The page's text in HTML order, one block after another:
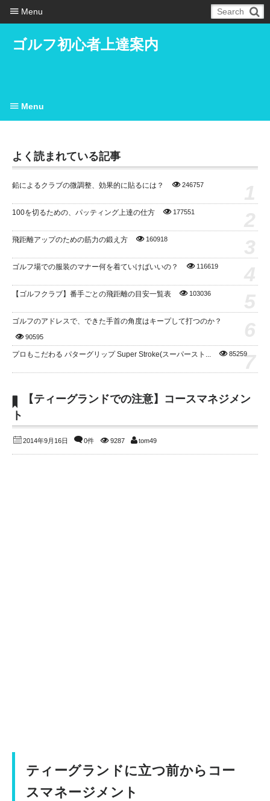
ゴルフ初心者上達案内
よく読まれている記事
鉛によるクラブの微調整、効果的に貼るには？ 246757
100を切るための、パッティング上達の仕方 177551
飛距離アップのための筋力の鍛え方 160918
ゴルフ場での服装のマナー何を着ていけばいいの？ 116619
【ゴルフクラブ】番手ごとの飛距離の目安一覧表 103036
ゴルフのアドレスで、できた手首の角度はキープして打つのか？
90595
プロもこだわる パターグリップ Super Stroke(スーパースト... 85259
7
【ティーグランドでの注意】コースマネジメン
ト
2014年9月16日 0件 9287 tom49
ティーグランドに立つ前からコー
スマネージメント
Menu
Menu